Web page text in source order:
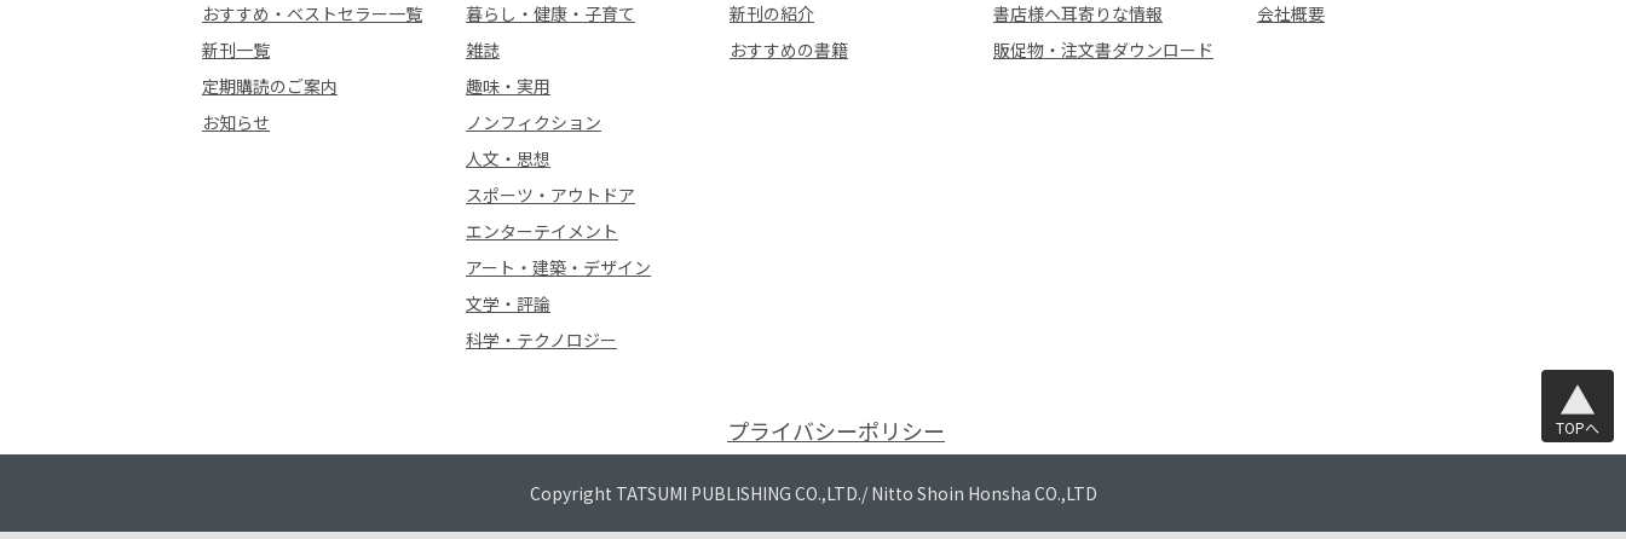
おすすめ・ベストセラー一覧
新刊一覧
定期購読のご案内
お知らせ
暮らし・健康・子育て
雑誌
趣味・実用
ノンフィクション
人文・思想
スポーツ・アウトドア
エンターテイメント
アート・建築・デザイン
文学・評論
科学・テクノロジー
新刊の紹介
おすすめの書籍
書店様へ耳寄りな情報
販促物・注文書ダウンロード
会社概要
プライバシーポリシー TOPへ
Copyright TATSUMI PUBLISHING CO.,LTD./ Nitto Shoin Honsha CO.,LTD